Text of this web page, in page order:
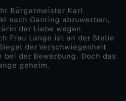
Bürgermeister Karl
nach Ganting abzuwerben,
der Liebe wegen
Frau Lange ist an der Stelle
der Verschwiegenheit
der Bewerbung. Doch das
geheim.